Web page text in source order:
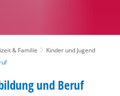
& Familie
Kinder und Jugend
und Beruf